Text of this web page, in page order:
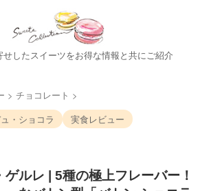
したスイーツをお得な情報と共にご紹介
> チョコレート >
・ショコラ
実食レビュー
ゲルレ | 5種の極上フレーバー！